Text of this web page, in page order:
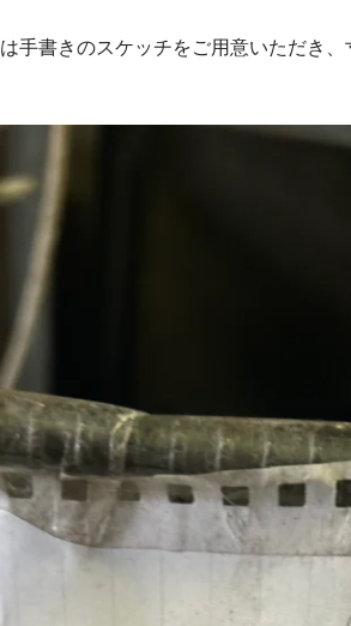
手書きのスケッチをご用意いただき